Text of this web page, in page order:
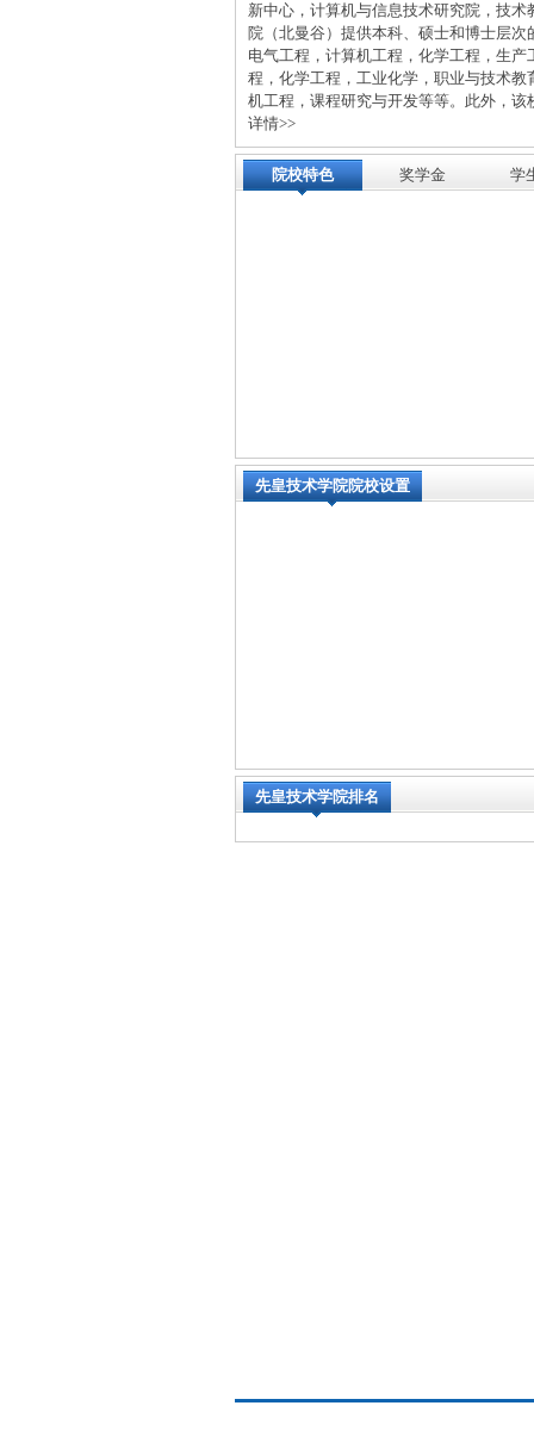
新中心，计算机与信息技术研究院，技
院（北曼谷）提供本科、硕士和博士层
电气工程，计算机工程，化学工程，生
程，化学工程，工业化学，职业与技术
机工程，课程研究与开发等等。此外，
详情>>
院校特色 奖学金 学
先皇技术学院院校设置
先皇技术学院排名